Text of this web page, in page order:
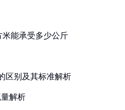
能承受多少公斤
区别及其标准解析
解析